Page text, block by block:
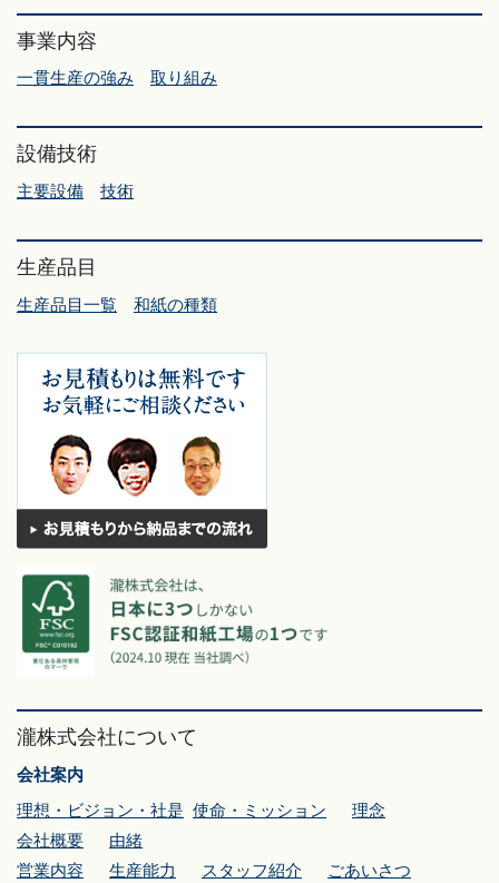
事業内容
一貫生産の強み 取り組み
設備技術
主要設備 技術
生産品目
生産品目一覧 和紙の種類
瀧株式会社について
会社案内
理想・ビジョン・社是 使命・ミッション
理念
会社概要
由緒
営業内容
生産能力 スタッフ紹介
ごあいさつ